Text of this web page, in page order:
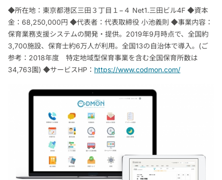
◆所在地：東京都港区三田３丁目１−４ Net1.三田ビル4F ◆資本
金：68,250,000円 ◆代表者：代表取締役 小池義則 ◆事業内容：
保育業務支援システムの開発・提供。2019年9月時点で、全国約
3,700施設、保育士約6万人が利用。全国13の自治体で導入。(ご
参考：2018年度 特定地域型保育事業を含む全国保育所数は
34,763園) ◆サービスHP： https://www.codmon.com/